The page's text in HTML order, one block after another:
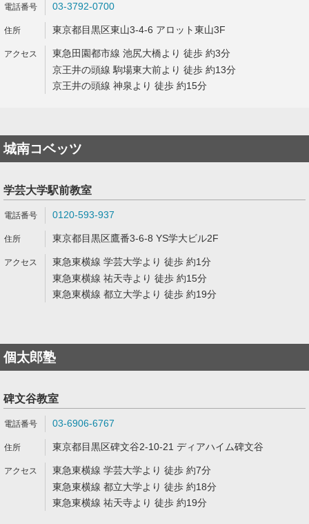
03-3792-0700
東京都目黒区東山3-4-6 アロット東山3F
東急田園都市線 池尻大橋より 徒歩 約3分
京王井の頭線 駒場東大前より 徒歩 約13分
京王井の頭線 神泉より 徒歩 約15分
城南コベッツ
学芸大学駅前教室
0120-593-937
東京都目黒区鷹番3-6-8 YS学大ビル2F
東急東横線 学芸大学より 徒歩 約1分
東急東横線 祐天寺より 徒歩 約15分
東急東横線 都立大学より 徒歩 約19分
個太郎塾
碑文谷教室
03-6906-6767
東京都目黒区碑文谷2-10-21 ディアハイム碑文谷
東急東横線 学芸大学より 徒歩 約7分
東急東横線 都立大学より 徒歩 約18分
東急東横線 祐天寺より 徒歩 約19分